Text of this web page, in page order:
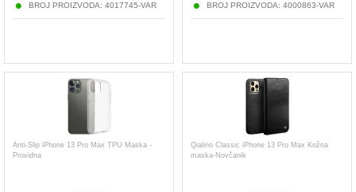
BROJ PROIZVODA: 4017745-VAR BROJ PROIZVODA: 4000863-VAR
Anti-Slip iPhone 13 Pro Max TPU Maska -
Providna
Qialino Classic iPhone 13 Pro Max Kožna
maska-Novčanik